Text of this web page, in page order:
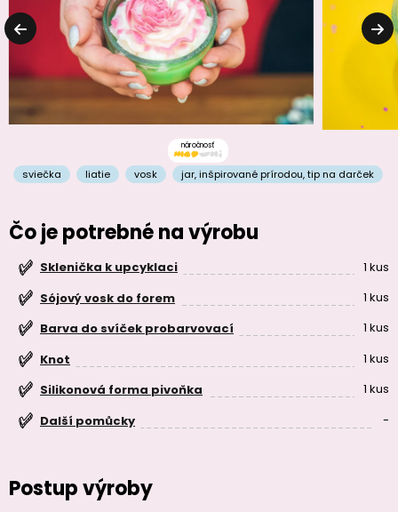
náročnosť
sviečka liatie vosk jar,inšpirované prírodou,tip na darček
Čo je potrebné na výrobu
Sklenička k upcyklaci
1 kus
Sójový vosk do forem
1 kus
Barva do svíček probarvovací
1 kus
Knot
1 kus
Silikonová forma pivoňka
1 kus
Další pomůcky
-
Postup výroby